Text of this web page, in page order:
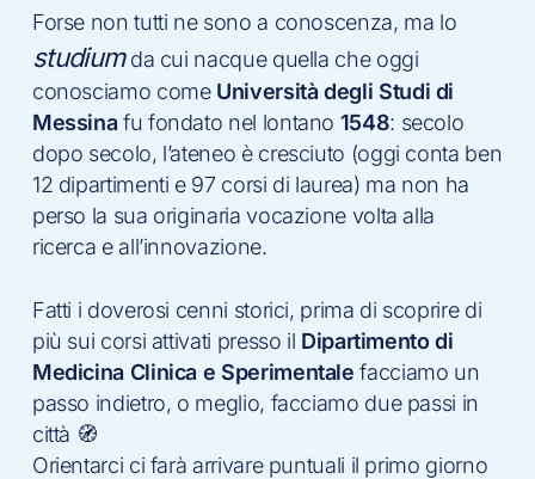
Forse non tutti ne sono a conoscenza, ma lo
studiumda cui nacque quella che oggi
conosciamo come Università degli Studi di
Messinafu fondato nel lontano 1548: secolo
dopo secolo, l’ateneo è cresciuto (oggi conta ben
12 dipartimenti e 97 corsi di laurea) ma non ha
perso la sua originaria vocazione volta alla
ricerca e all’innovazione.
Fatti i doverosi cenni storici, prima di scoprire di
più sui corsi attivati presso il Dipartimento di
Medicina Clinica e Sperimentale facciamo un
passo indietro, o meglio, facciamo due passi in
città 🧭
Orientarci ci farà arrivare puntuali il primo giorno